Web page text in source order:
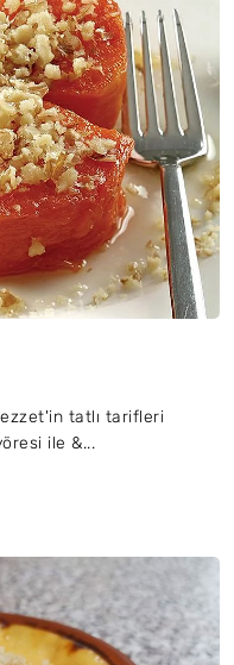
tatlı tarifleri
ile &...